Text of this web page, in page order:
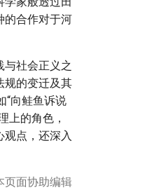
的合作对于河
与社会正义之
规的变迁及其
“向鲑鱼诉说
上的角色，
观点，还深入
页面协助编辑